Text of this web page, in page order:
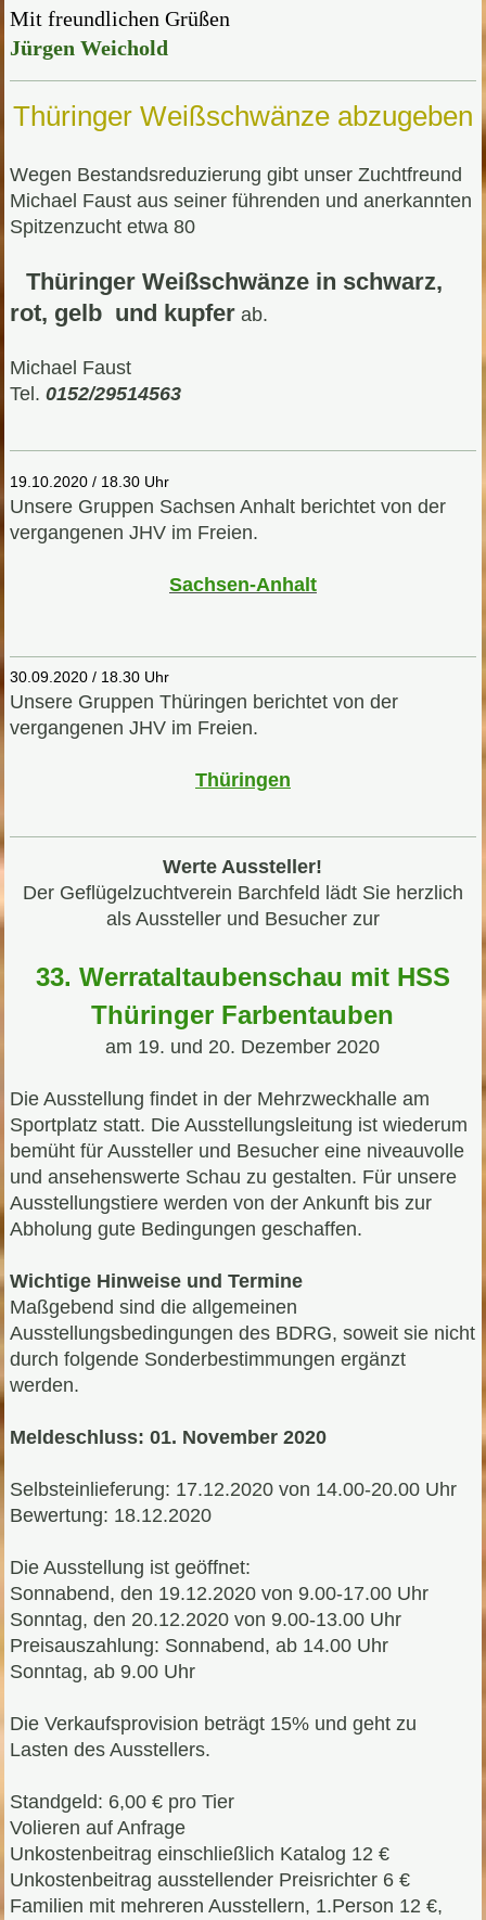
Mit freundlichen Grüßen
Jürgen Weichold
Thüringer Weißschwänze abzugeben
Wegen Bestandsreduzierung gibt unser Zuchtfreund
Michael Faust aus seiner führenden und anerkannten
Spitzenzucht etwa 80
Thüringer Weißschwänze in schwarz,
rot, gelb und kupferab.
Michael Faust
Tel. 0152/29514563
19.10.2020 / 18.30 Uhr
Unsere Gruppen Sachsen Anhalt berichtet von der
vergangenen JHV im Freien.
Sachsen-Anhalt
30.09.2020 / 18.30 Uhr
Unsere Gruppen Thüringen berichtet von der
vergangenen JHV im Freien.
Thüringen
Werte Aussteller!
Der Geflügelzuchtverein Barchfeld lädt Sie herzlich
als Aussteller und Besucher zur
33. Werrataltaubenschau mit HSS
Thüringer Farbentauben
am 19. und 20. Dezember 2020
Die Ausstellung findet in der Mehrzweckhalle am
Sportplatz statt. Die Ausstellungsleitung ist wiederum
bemüht für Aussteller und Besucher eine niveauvolle
und ansehenswerte Schau zu gestalten. Für unsere
Ausstellungstiere werden von der Ankunft bis zur
Abholung gute Bedingungen geschaffen.
Wichtige Hinweise und Termine
Maßgebend sind die allgemeinen
Ausstellungsbedingungen des BDRG, soweit sie nicht
durch folgende Sonderbestimmungen ergänzt
werden.
Meldeschluss: 01. November 2020
Selbsteinlieferung: 17.12.2020 von 14.00-20.00 Uhr
Bewertung: 18.12.2020
Die Ausstellung ist geöffnet:
Sonnabend, den 19.12.2020 von 9.00-17.00 Uhr
Sonntag, den 20.12.2020 von 9.00-13.00 Uhr
Preisauszahlung: Sonnabend, ab 14.00 Uhr
Sonntag, ab 9.00 Uhr
Die Verkaufsprovision beträgt 15% und geht zu
Lasten des Ausstellers.
Standgeld: 6,00 € pro Tier
Volieren auf Anfrage
Unkostenbeitrag einschließlich Katalog 12 €
Unkostenbeitrag ausstellender Preisrichter 6 €
Familien mit mehreren Ausstellern, 1.Person 12 €,